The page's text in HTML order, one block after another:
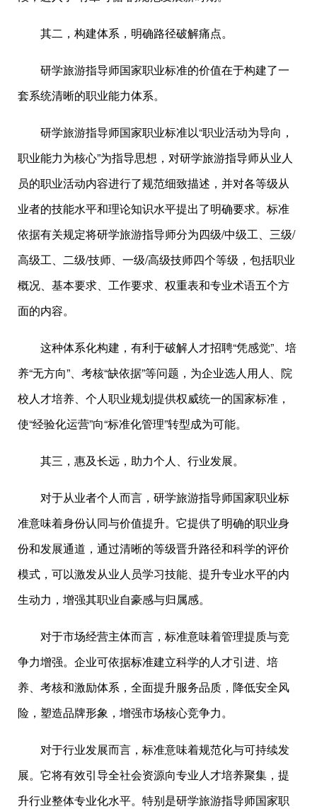
其二，构建体系，明确路径破解痛点。
研学旅游指导师国家职业标准的价值在于构建了一
套系统清晰的职业能力体系。
研学旅游指导师国家职业标准以“职业活动为导向，
职业能力为核心”为指导思想，对研学旅游指导师从业人
员的职业活动内容进行了规范细致描述，并对各等级从
业者的技能水平和理论知识水平提出了明确要求。标准
依据有关规定将研学旅游指导师分为四级/中级工、三级/
高级工、二级/技师、一级/高级技师四个等级，包括职业
概况、基本要求、工作要求、权重表和专业术语五个方
面的内容。
这种体系化构建，有利于破解人才招聘“凭感觉”、培
养“无方向”、考核“缺依据”等问题，为企业选人用人、院
校人才培养、个人职业规划提供权威统一的国家标准，
使“经验化运营”向“标准化管理”转型成为可能。
其三，惠及长远，助力个人、行业发展。
对于从业者个人而言，研学旅游指导师国家职业标
准意味着身份认同与价值提升。它提供了明确的职业身
份和发展通道，通过清晰的等级晋升路径和科学的评价
模式，可以激发从业人员学习技能、提升专业水平的内
生动力，增强其职业自豪感与归属感。
对于市场经营主体而言，标准意味着管理提质与竞
争力增强。企业可依据标准建立科学的人才引进、培
养、考核和激励体系，全面提升服务品质，降低安全风
险，塑造品牌形象，增强市场核心竞争力。
对于行业发展而言，标准意味着规范化与可持续发
展。它将有效引导全社会资源向专业人才培养聚集，提
升行业整体专业化水平。特别是研学旅游指导师国家职